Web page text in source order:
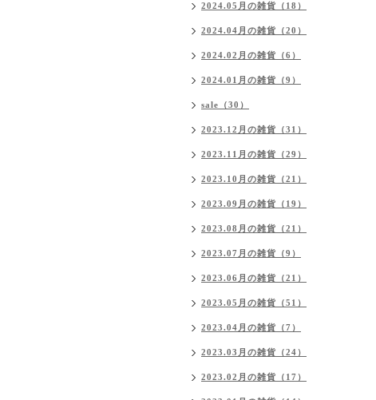
2024.05月の雑貨（18）
2024.04月の雑貨（20）
2024.02月の雑貨（6）
2024.01月の雑貨（9）
sale（30）
2023.12月の雑貨（31）
2023.11月の雑貨（29）
2023.10月の雑貨（21）
2023.09月の雑貨（19）
2023.08月の雑貨（21）
2023.07月の雑貨（9）
2023.06月の雑貨（21）
2023.05月の雑貨（51）
2023.04月の雑貨（7）
2023.03月の雑貨（24）
2023.02月の雑貨（17）